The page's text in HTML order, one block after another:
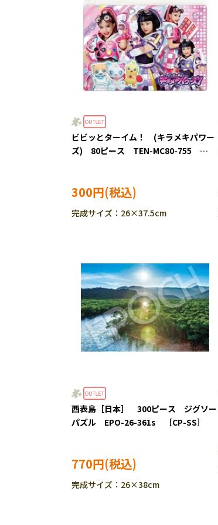
ビビッとターイム！ (キラメキパワー
ズ) 80ピース TEN-MC80-755
300円
完成サイズ：26×37.5cm
西表島［日本］ 300ピース ジグソー
パズル EPO-26-361s ［CP-SS］
770円
完成サイズ：26×38cm